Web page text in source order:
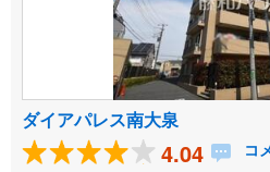
ダイアパレス南大泉
4.04 コ